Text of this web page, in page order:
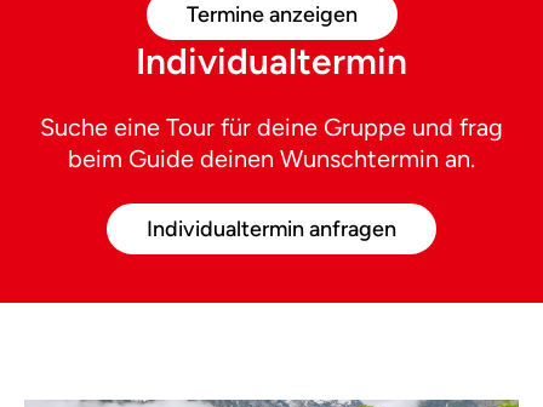
Termine anzeigen
Individualtermin
Suche eine Tour für deine Gruppe und frag
beim Guide deinen Wunschtermin an.
Individualtermin anfragen